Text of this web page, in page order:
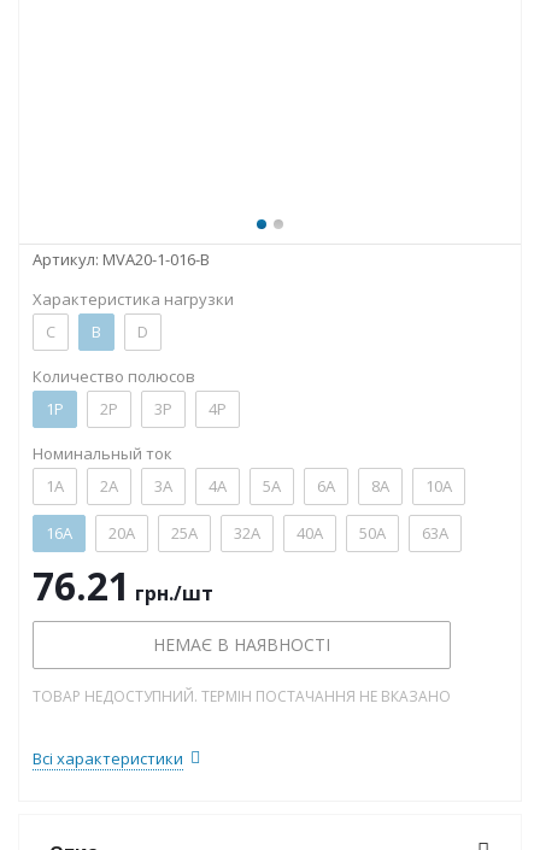
Артикул: MVA20-1-016-B
Характеристика нагрузки
C
B D
Количество полюсов
1P
2P 3P 4P
Номинальный ток
1А
2А 3А 4А 5А 6А 8А 10А
16А 20А 25А 32А 40А 50А 63А
76.21 грн./шт
НЕМАЄ В НАЯВНОСТІ
ТОВАР НЕДОСТУПНИЙ. ТЕРМІН ПОСТАЧАННЯ НЕ ВКАЗАНО
Всі характеристики